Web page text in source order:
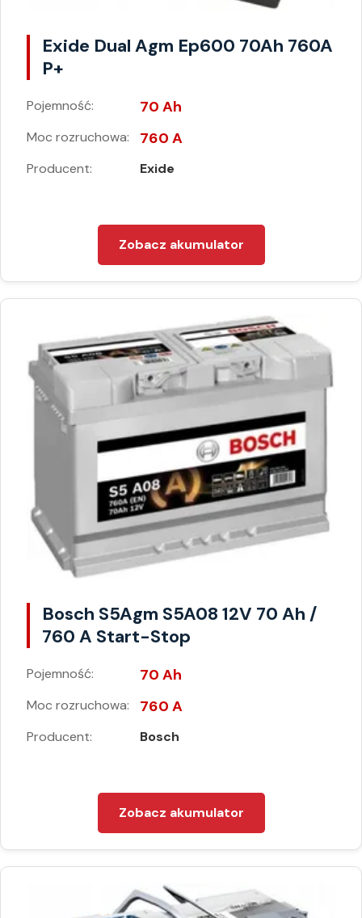
Exide Dual Agm Ep600 70Ah 760A
P+
Pojemność: 70 Ah
Moc rozruchowa: 760 A
Producent: Exide
Zobacz akumulator
Bosch S5Agm S5A08 12V 70 Ah /
760 A Start-Stop
Pojemność: 70 Ah
Moc rozruchowa: 760 A
Producent: Bosch
Zobacz akumulator